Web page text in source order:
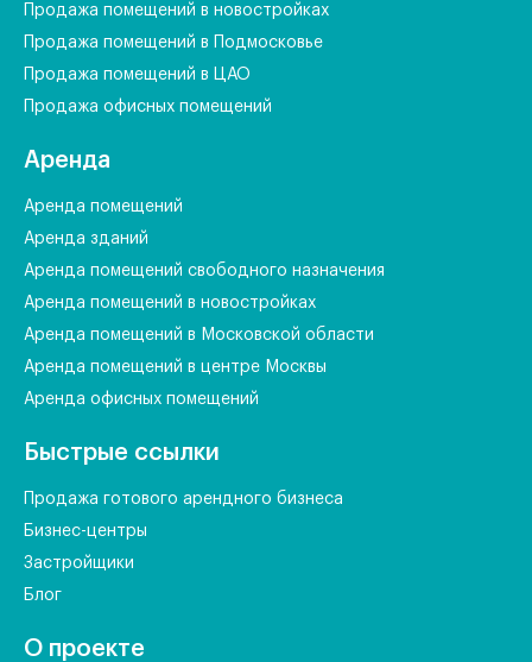
Продажа помещений в новостройках
Продажа помещений в Подмосковье
Продажа помещений в ЦАО
Продажа офисных помещений
Аренда
Аренда помещений
Аренда зданий
Аренда помещений свободного назначения
Аренда помещений в новостройках
Аренда помещений в Московской области
Аренда помещений в центре Москвы
Аренда офисных помещений
Быстрые ссылки
Продажа готового арендного бизнеса
Бизнес-центры
Застройщики
Блог
О проекте